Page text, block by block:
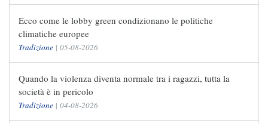
Ecco come le lobby green condizionano le politiche
climatiche europee
Tradizione | 05-08-2026
Quando la violenza diventa normale tra i ragazzi, tutta la
società è in pericolo
Tradizione | 04-08-2026